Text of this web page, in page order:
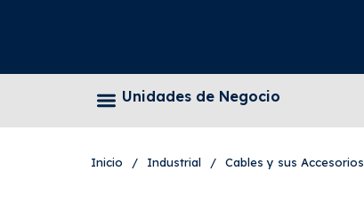
Unidades de Negocio
Inicio / Industrial / Cables y sus Accesorios